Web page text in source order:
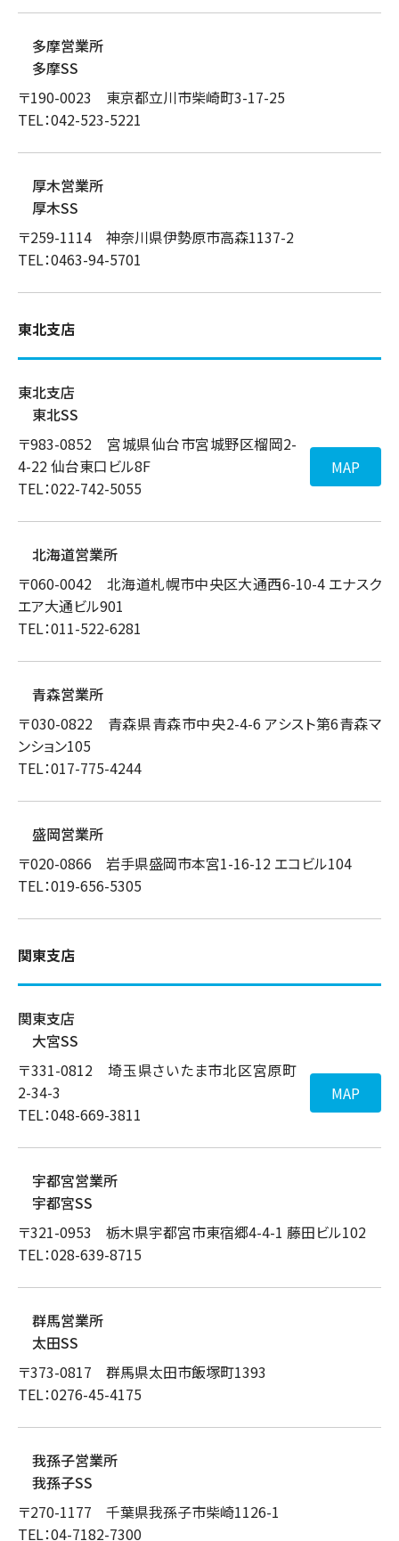
多摩営業所
多摩SS
〒190-0023 東京都立川市柴崎町3-17-25
TEL：042-523-5221
厚木営業所
厚木SS
〒259-1114 神奈川県伊勢原市高森1137-2
TEL：0463-94-5701
東北支店
東北支店
東北SS
〒983-0852 宮城県仙台市宮城野区榴岡2-
4-22 仙台東口ビル8F
TEL：022-742-5055
MAP
北海道営業所
〒060-0042 北海道札幌市中央区大通西6-10-4 エナスク
エア大通ビル901
TEL：011-522-6281
青森営業所
〒030-0822 青森県青森市中央2-4-6 アシスト第6青森マ
ンション105
TEL：017-775-4244
盛岡営業所
〒020-0866 岩手県盛岡市本宮1-16-12 エコビル104
TEL：019-656-5305
関東支店
関東支店
大宮SS
〒331-0812 埼玉県さいたま市北区宮原町
2-34-3
TEL：048-669-3811
MAP
宇都宮営業所
宇都宮SS
〒321-0953 栃木県宇都宮市東宿郷4-4-1 藤田ビル102
TEL：028-639-8715
群馬営業所
太田SS
〒373-0817 群馬県太田市飯塚町1393
TEL：0276-45-4175
我孫子営業所
我孫子SS
〒270-1177 千葉県我孫子市柴崎1126-1
TEL：04-7182-7300